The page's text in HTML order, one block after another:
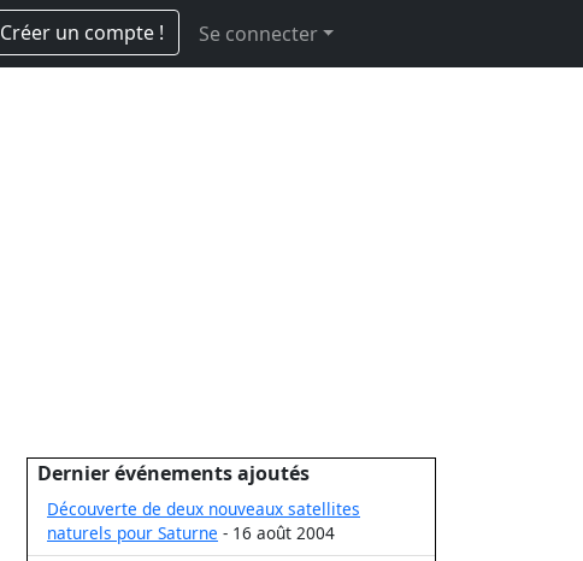
Créer un compte ! Se connecter
Dernier événements ajoutés
Découverte de deux nouveaux satellites
naturels pour Saturne - 16 août 2004